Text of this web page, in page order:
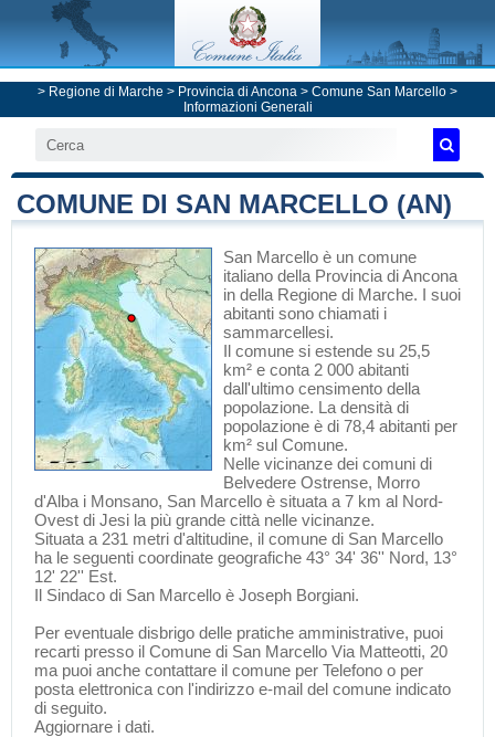
> Regione di Marche > Provincia di Ancona > Comune San Marcello >
Informazioni Generali
COMUNE DI SAN MARCELLO (AN)
San Marcello è un comune
italiano della Provincia di Ancona
in della Regione di Marche. I suoi
abitanti sono chiamati i
sammarcellesi.
Il comune si estende su 25,5
km² e conta 2 000 abitanti
dall'ultimo censimento della
popolazione. La densità di
popolazione è di 78,4 abitanti per
km² sul Comune.
Nelle vicinanze dei comuni di
Belvedere Ostrense, Morro
d'Alba i Monsano, San Marcello è situata a 7 km al Nord-
Ovest di Jesi la più grande città nelle vicinanze.
Situata a 231 metri d'altitudine, il comune di San Marcello
ha le seguenti coordinate geografiche 43° 34' 36'' Nord, 13°
12' 22'' Est.
Il Sindaco di San Marcello è Joseph Borgiani.
Per eventuale disbrigo delle pratiche amministrative, puoi
recarti presso il Comune di San Marcello Via Matteotti, 20
ma puoi anche contattare il comune per Telefono o per
posta elettronica con l'indirizzo e-mail del comune indicato
di seguito.
Aggiornare i dati.